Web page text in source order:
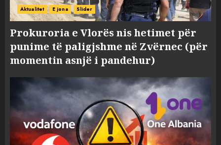
Aktualitet E jona Slider
Prokuroria e Vlorës nis hetimet për
punime të paligjshme në Zvërnec (për
momentin asnjë i pandehur)